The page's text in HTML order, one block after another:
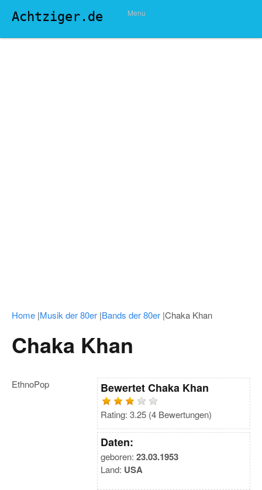
Achtziger.de Menu
Home |Musik der 80er |Bands der 80er |Chaka Khan
Chaka Khan
BewertetChaka Khan
Rating: 3.25 (4 Bewertungen)
Daten:
geboren: 23.03.1953
Land: USA
EthnoPop